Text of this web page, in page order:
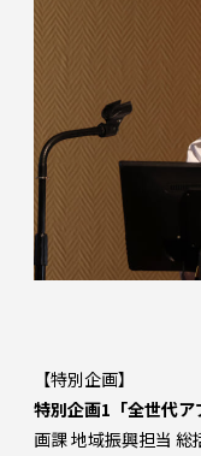
【特別企画】
特別企画1「全世代ア
画課 地域振興担当